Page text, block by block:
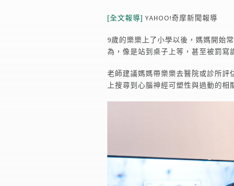
[全文報導] YAHOO!奇摩新聞報導
9歲的樂樂上了小學以後，媽媽開始
為，像是站到桌子上等，甚至被罰寫
老師建議媽媽帶樂樂去醫院或診所
上搜尋到心腦神經可塑性與過動的